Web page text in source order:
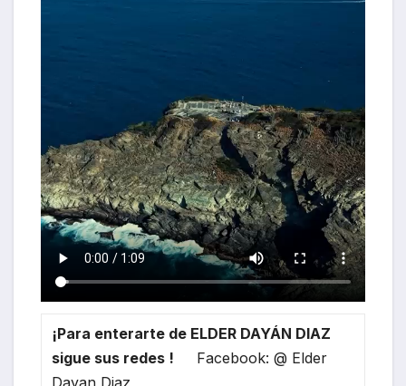
¡Para enterarte de ELDER DAYÁN DIAZ
sigue sus redes ! Facebook: @ Elder
Dayan Diaz